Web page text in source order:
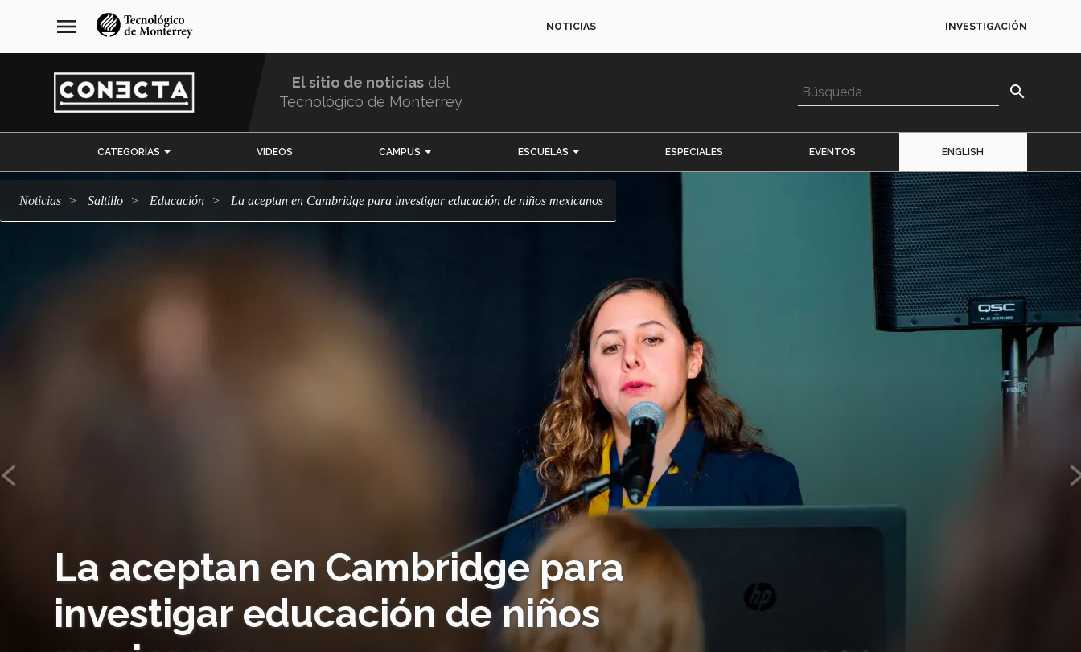
navegación
principal
menu NOTICIAS INVESTIGACIÓN
El sitio de noticias del
Tecnológico de Monterrey
search
CATEGORÍAS VIDEOS CAMPUS ESCUELAS ESPECIALES EVENTOS ENGLISH
Noticias Saltillo Educación La aceptan en Cambridge para investigar educación de niños mexicanos
La aceptan en Cambridge para
investigar educación de niños